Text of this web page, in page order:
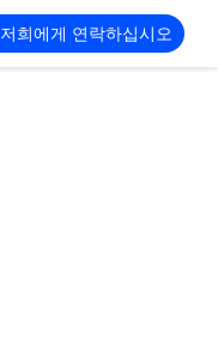
저희에게 연락하십시오